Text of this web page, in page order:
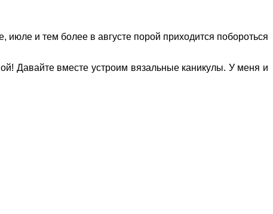
и тем более в августе порой приходится побороться
Давайте вместе устроим вязальные каникулы. У меня и